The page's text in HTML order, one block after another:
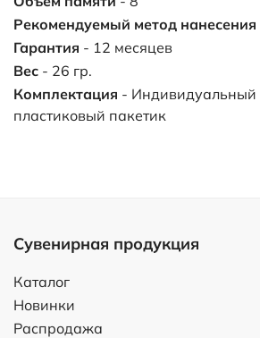
Рекомендуемый метод нанесения
Гарантия - 12 месяцев
Вес - 26 гр.
Комплектация - Индивидуальный
пластиковый пакетик
Сувенирная продукция
Каталог
Новинки
Распродажа